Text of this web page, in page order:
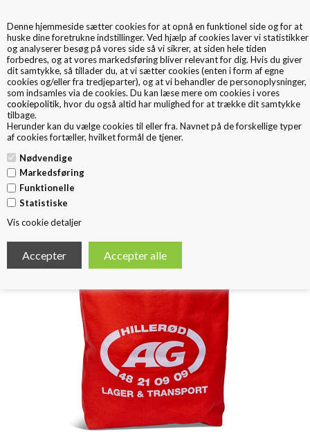
Denne hjemmeside sætter cookies for at opnå en funktionel side og for at
huske dine foretrukne indstillinger. Ved hjælp af cookies laver vi statistikker
og analyserer besøg på vores side så vi sikrer, at siden hele tiden
forbedres, og at vores markedsføring bliver relevant for dig. Hvis du giver
dit samtykke, så tillader du, at vi sætter cookies (enten i form af egne
cookies og/eller fra tredjeparter), og at vi behandler de personoplysninger,
som indsamles via de cookies. Du kan læse mere om cookies i vores
cookiepolitik, hvor du også altid har mulighed for at trække dit samtykke
tilbage.
Herunder kan du vælge cookies til eller fra. Navnet på de forskellige typer
af cookies fortæller, hvilket formål de tjener.
Nødvendige
Markedsføring
Funktionelle
Statistiske
Vis cookie detaljer
0
< Tilbage
FARVET BOMULD SHOPPER